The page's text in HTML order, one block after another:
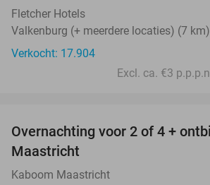
Fletcher Hotels
Valkenburg (+ meerdere locaties) (7 km)
Verkocht: 17.904
Excl. ca. €3
Overnachting voor 2 of 4 +
Maastricht
Kaboom Maastricht